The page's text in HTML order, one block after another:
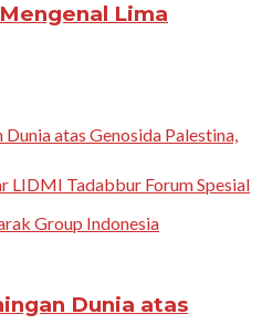
Lima
Dunia atas
Group Indonesia